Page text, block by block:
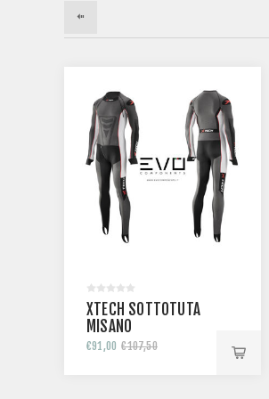
XTECH SPORT BOXER
XT98
€12,00 €14,30